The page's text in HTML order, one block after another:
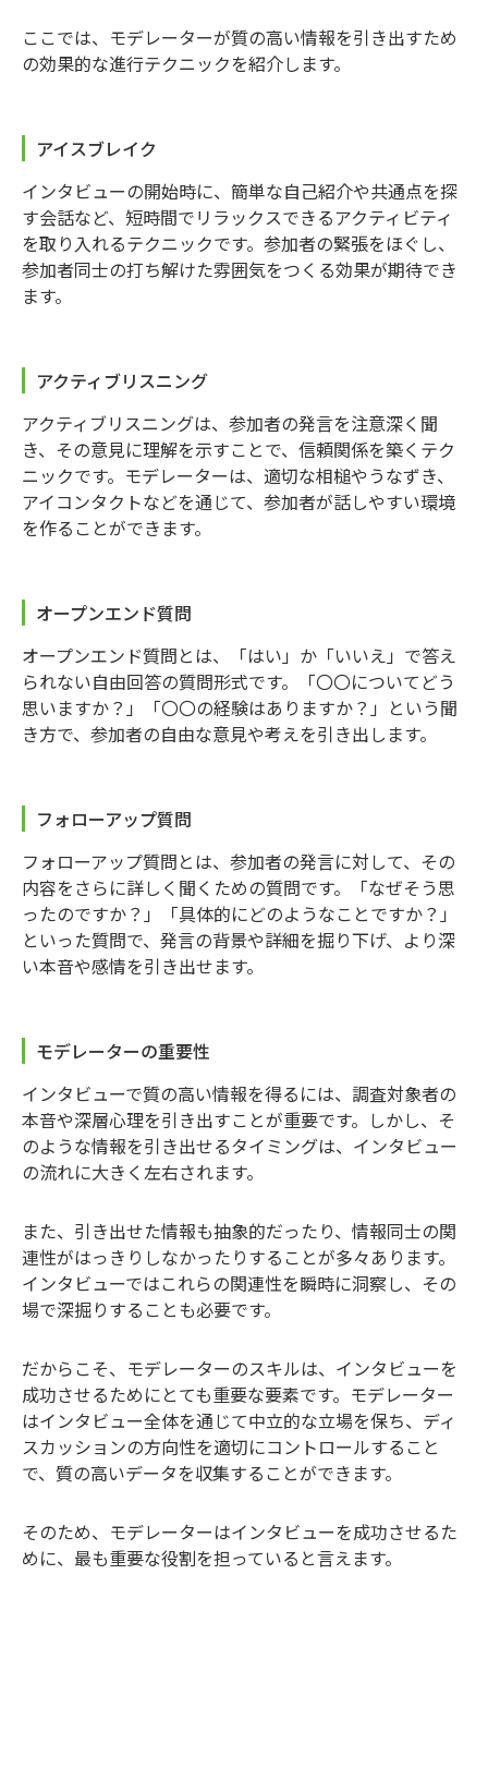
ここでは、モデレーターが質の高い情報を引き出すため
の効果的な進行テクニックを紹介します。
アイスブレイク
インタビューの開始時に、簡単な自己紹介や共通点を探
す会話など、短時間でリラックスできるアクティビティ
を取り入れるテクニックです。参加者の緊張をほぐし、
参加者同士の打ち解けた雰囲気をつくる効果が期待でき
ます。
アクティブリスニング
アクティブリスニングは、参加者の発言を注意深く聞
き、その意見に理解を示すことで、信頼関係を築くテク
ニックです。モデレーターは、適切な相槌やうなずき、
アイコンタクトなどを通じて、参加者が話しやすい環境
を作ることができます。
オープンエンド質問
オープンエンド質問とは、「はい」か「いいえ」で答え
られない自由回答の質問形式です。「〇〇についてどう
思いますか？」「〇〇の経験はありますか？」という聞
き方で、参加者の自由な意見や考えを引き出します。
フォローアップ質問
フォローアップ質問とは、参加者の発言に対して、その
内容をさらに詳しく聞くための質問です。「なぜそう思
ったのですか？」「具体的にどのようなことですか？」
といった質問で、発言の背景や詳細を掘り下げ、より深
い本音や感情を引き出せます。
モデレーターの重要性
インタビューで質の高い情報を得るには、調査対象者の
本音や深層心理を引き出すことが重要です。しかし、そ
のような情報を引き出せるタイミングは、インタビュー
の流れに大きく左右されます。
また、引き出せた情報も抽象的だったり、情報同士の関
連性がはっきりしなかったりすることが多々あります。
インタビューではこれらの関連性を瞬時に洞察し、その
場で深掘りすることも必要です。
だからこそ、モデレーターのスキルは、インタビューを
成功させるためにとても重要な要素です。モデレーター
はインタビュー全体を通じて中立的な立場を保ち、ディ
スカッションの方向性を適切にコントロールすること
で、質の高いデータを収集することができます。
そのため、モデレーターはインタビューを成功させるた
めに、最も重要な役割を担っていると言えます。